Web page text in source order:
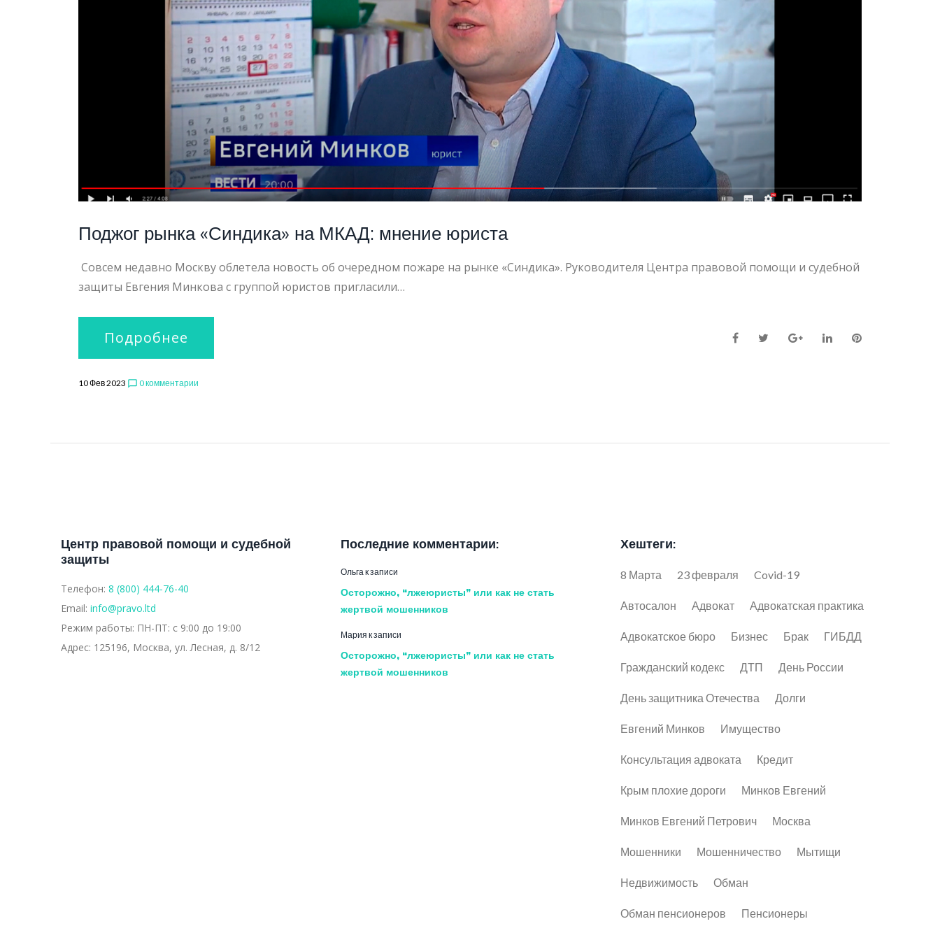
Поджог рынка «Синдика» на МКАД: мнение юриста
Совсем недавно Москву облетела новость об очередном пожаре на рынке «Синдика». Руководителя Центра правовой помощи и судебной
защиты Евгения Минкова с группой юристов пригласили…
Подробнее FacebookTwitter Google+LinkedIn
10 Фев 2023 chat_bubble_outline 0 комментарии
Центр правовой помощи и судебной
защиты
Телефон: 8 (800) 444-76-40
Email: info@pravo.ltd
Режим работы: ПН-ПТ: с 9:00 до 19:00
Адрес: 125196, Москва, ул. Лесная, д. 8/12
Последние комментарии:
Ольга к записи
Осторожно, “лжеюристы” или как не стать
жертвой мошенников
Мария к записи
Осторожно, “лжеюристы” или как не стать
жертвой мошенников
Хештеги:
8 Марта 23 февраля Covid-19
Автосалон Адвокат Адвокатская практика
Адвокатское бюро Бизнес Брак ГИБДД
Гражданский кодекс ДТП День России
День защитника Отечества Долги
Евгений Минков Имущество
Консультация адвоката Кредит
Крым плохие дороги Минков Евгений
Минков Евгений Петрович Москва
Мошенники Мошенничество Мытищи
Недвижимость Обман
Обман пенсионеров Пенсионеры